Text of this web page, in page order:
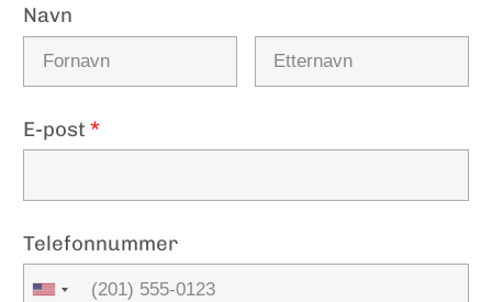
Navn
E-post*
Telefonnummer